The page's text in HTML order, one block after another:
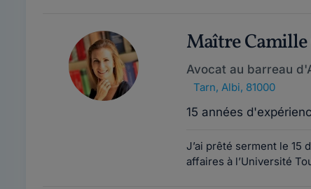
Maître
Avocat au barreau
Tarn, Albi, 81000
15 années
J’ai prêté serment le 15
affaires à l’Université